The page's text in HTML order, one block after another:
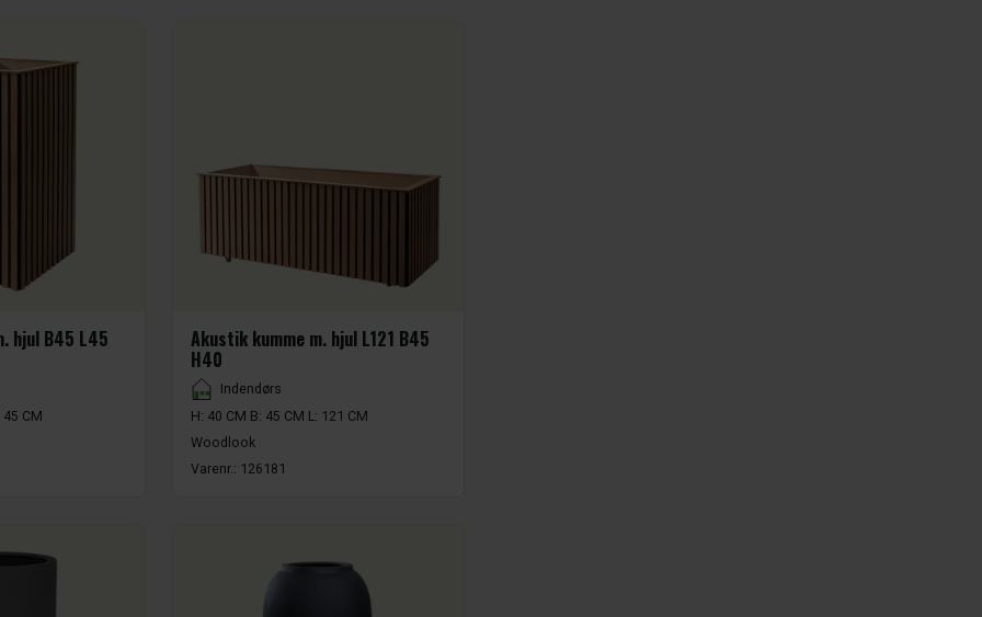
hjul B45 L45
45 CM
Akustik kumme m. hjul L121 B45
H40
Placement
Indendørs
H: 40 CM B: 45 CM L: 121 CM
Woodlook
Varenr.: 126181